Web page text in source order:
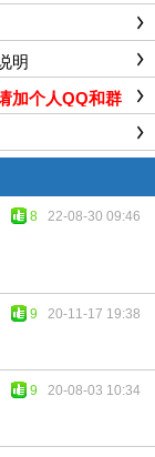
明
加个人QQ和群
8 22-08-30 09:46
9 20-11-17 19:38
9 20-08-03 10:34